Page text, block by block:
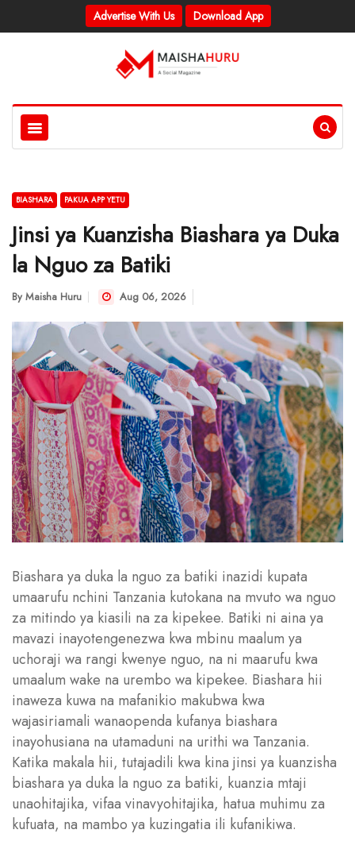
Advertise With Us Download App
BIASHARA PAKUA APP YETU
Jinsi ya Kuanzisha Biashara ya Duka
la Nguo za Batiki
By Maisha Huru Aug 06, 2026
Biashara ya duka la nguo za batiki inazidi kupata
umaarufu nchini Tanzania kutokana na mvuto wa nguo
za mitindo ya kiasili na za kipekee. Batiki ni aina ya
mavazi inayotengenezwa kwa mbinu maalum ya
uchoraji wa rangi kwenye nguo, na ni maarufu kwa
umaalum wake na urembo wa kipekee. Biashara hii
inaweza kuwa na mafanikio makubwa kwa
wajasiriamali wanaopenda kufanya biashara
inayohusiana na utamaduni na urithi wa Tanzania.
Katika makala hii, tutajadili kwa kina jinsi ya kuanzisha
biashara ya duka la nguo za batiki, kuanzia mtaji
unaohitajika, vifaa vinavyohitajika, hatua muhimu za
kufuata, na mambo ya kuzingatia ili kufanikiwa.